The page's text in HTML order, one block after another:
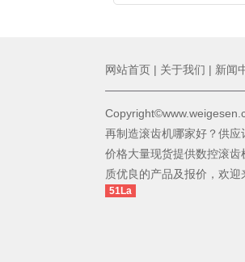
网站首页 | 关于我们 | 新闻
再制造滚齿机哪家好？供
价格大量现货提供数控滚
质优良的产品及报价，欢迎
51La